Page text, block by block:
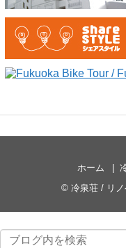
ホーム
© 冷泉荘 / リ